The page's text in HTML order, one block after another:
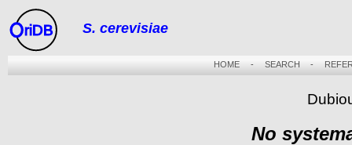
riDB S. cerevisiae
HOME- SEARCH -
No